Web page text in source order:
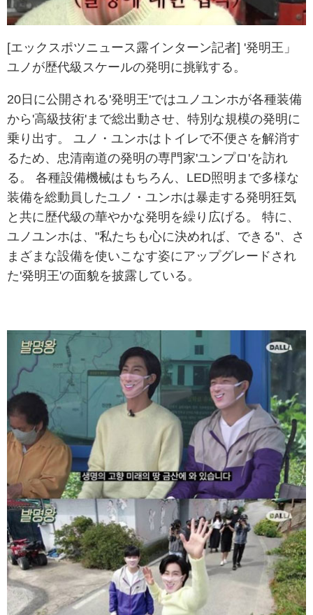
[エックスポツニュース露インターン記者] '発明王」
ユノが歴代級スケールの発明に挑戦する。
20日に公開される'発明王'ではユノユンホが各種装備
から'高級技術'まで総出動させ、特別な規模の発明に
乗り出す。 ユノ・ユンホはトイレで不便さを解消す
るため、忠清南道の発明の専門家'ユンプロ'を訪れ
る。 各種設備機械はもちろん、LED照明まで多様な
装備を総動員したユノ・ユンホは暴走する発明狂気
と共に歴代級の華やかな発明を繰り広げる。 特に、
ユノユンホは、"私たちも心に決めれば、できる"、さ
まざまな設備を使いこなす姿にアップグレードされ
た'発明王'の面貌を披露している。